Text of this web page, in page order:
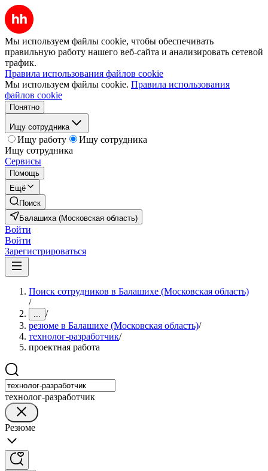
Мы используем файлы cookie, чтобы обеспечивать
правильную работу нашего веб-сайта и анализировать сетевой
трафик.
Правила использования файлов cookie
Мы используем файлы cookie. Правила использования
файлов cookie
Понятно
Ищу сотрудника
Ищу работу
Ищу сотрудника
Ищу сотрудника
Сервисы
Помощь
Ещё
Поиск
Балашиха (Московская область)
Войти
Войти
Зарегистрироваться
Поиск сотрудников в Балашихе (Московская область)
/
... /
резюме в Балашихе (Московская область)/
технолог-разработчик/
проектная работа
технолог-разработчик
Резюме